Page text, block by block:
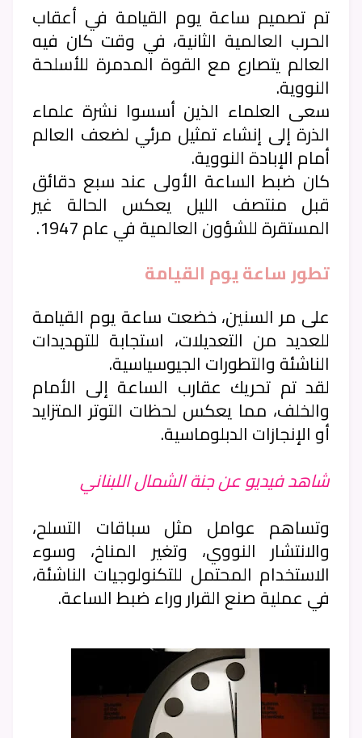
تم تصميم ساعة يوم القيامة في أعقاب
الحرب العالمية الثانية، في وقت كان فيه
العالم يتصارع مع القوة المدمرة للأسلحة
النووية.
سعى العلماء الذين أسسوا نشرة علماء
الذرة إلى إنشاء تمثيل مرئي لضعف العالم
أمام الإبادة النووية.
كان ضبط الساعة الأولى عند سبع دقائق
قبل منتصف الليل يعكس الحالة غير
المستقرة للشؤون العالمية في عام 1947.
تطور ساعة يوم القيامة
على مر السنين، خضعت ساعة يوم القيامة
للعديد من التعديلات، استجابة للتهديدات
الناشئة والتطورات الجيوسياسية.
لقد تم تحريك عقارب الساعة إلى الأمام
والخلف، مما يعكس لحظات التوتر المتزايد
أو الإنجازات الدبلوماسية.
شاهد فيديو عن جنة الشمال اللبناني
وتساهم عوامل مثل سباقات التسلح،
والانتشار النووي، وتغير المناخ، وسوء
الاستخدام المحتمل للتكنولوجيات الناشئة،
في عملية صنع القرار وراء ضبط الساعة.